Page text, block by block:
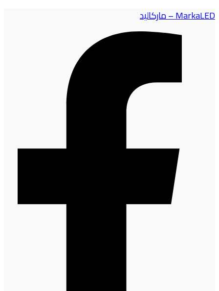
MarkaLED – ماركاليد